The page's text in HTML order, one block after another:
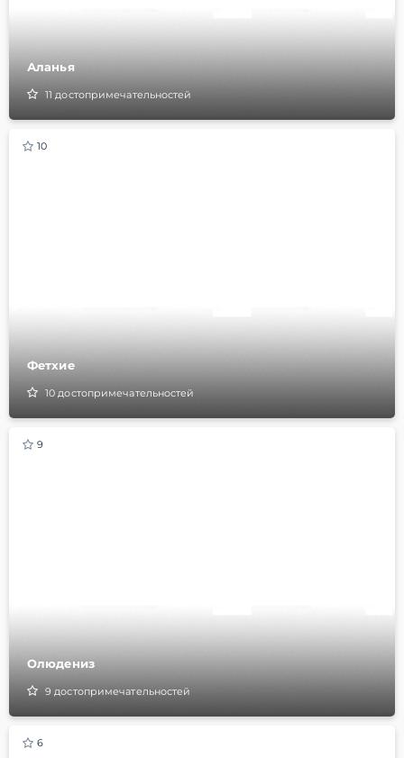
Аланья
11достопримечательностей
10
Фетхие
10достопримечательностей
9
Олюдениз
9достопримечательностей
6